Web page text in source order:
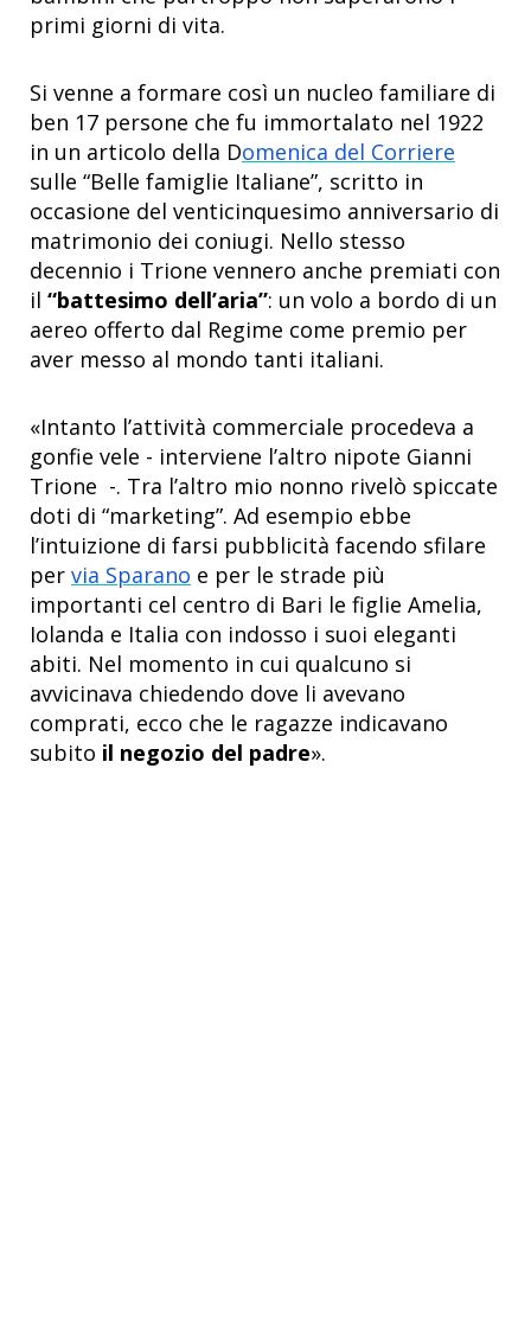
primi giorni di vita.
Si venne a formare così un nucleo familiare di
ben 17 persone che fu immortalato nel 1922
in un articolo della Domenica del Corriere
sulle “Belle famiglie Italiane”, scritto in
occasione del venticinquesimo anniversario di
matrimonio dei coniugi. Nello stesso
decennio i Trione vennero anche premiati con
il “battesimo dell’aria”: un volo a bordo di un
aereo offerto dal Regime come premio per
aver messo al mondo tanti italiani.
«Intanto l’attività commerciale procedeva a
gonfie vele - interviene l’altro nipote Gianni
Trione -. Tra l’altro mio nonno rivelò spiccate
doti di “marketing”. Ad esempio ebbe
l’intuizione di farsi pubblicità facendo sfilare
per via Sparano e per le strade più
importanti cel centro di Bari le figlie Amelia,
Iolanda e Italia con indosso i suoi eleganti
abiti. Nel momento in cui qualcuno si
avvicinava chiedendo dove li avevano
comprati, ecco che le ragazze indicavano
subito il negozio del padre».